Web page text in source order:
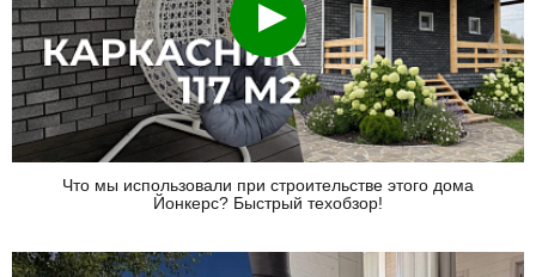
Что мы использовали при строительстве этого дома
Йонкерс? Быстрый техобзор!